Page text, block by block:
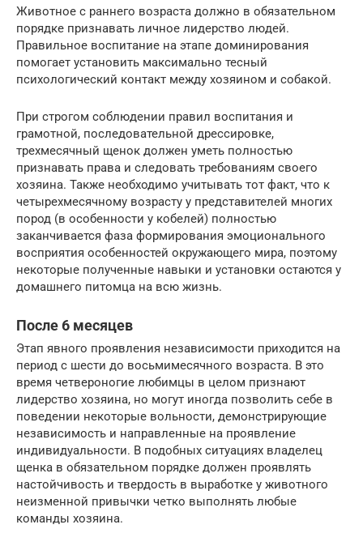
Животное с раннего возраста должно в обязательном
порядке признавать личное лидерство людей.
Правильное воспитание на этапе доминирования
помогает установить максимально тесный
психологический контакт между хозяином и собакой.
При строгом соблюдении правил воспитания и
грамотной, последовательной дрессировке,
трехмесячный щенок должен уметь полностью
признавать права и следовать требованиям своего
хозяина. Также необходимо учитывать тот факт, что к
четырехмесячному возрасту у представителей многих
пород (в особенности у кобелей) полностью
заканчивается фаза формирования эмоционального
восприятия особенностей окружающего мира, поэтому
некоторые полученные навыки и установки остаются у
домашнего питомца на всю жизнь.
После 6 месяцев
Этап явного проявления независимости приходится на
период с шести до восьмимесячного возраста. В это
время четвероногие любимцы в целом признают
лидерство хозяина, но могут иногда позволить себе в
поведении некоторые вольности, демонстрирующие
независимость и направленные на проявление
индивидуальности. В подобных ситуациях владелец
щенка в обязательном порядке должен проявлять
настойчивость и твердость в выработке у животного
неизменной привычки четко выполнять любые
команды хозяина.